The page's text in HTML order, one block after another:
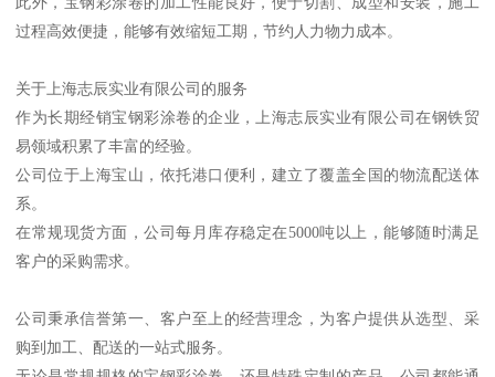
过程高效便捷，能够有效缩短工期，节约人力物力成本。
关于上海志辰实业有限公司的服务
作为长期经销宝钢彩涂卷的企业，上海志辰实业有限公司在钢铁贸
易领域积累了丰富的经验。
公司位于上海宝山，依托港口便利，建立了覆盖全国的物流配送体
系。
在常规现货方面，公司每月库存稳定在5000吨以上，能够随时满足
客户的采购需求。
公司秉承信誉第一、客户至上的经营理念，为客户提供从选型、采
购到加工、配送的一站式服务。